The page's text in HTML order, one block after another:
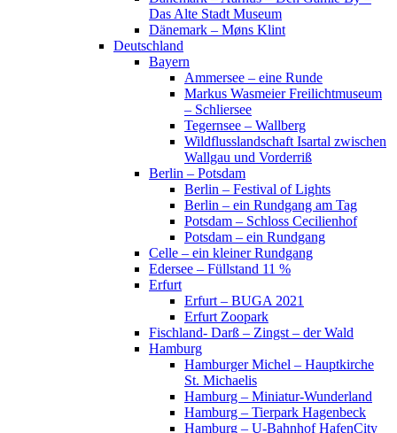
Das Alte Stadt Museum
Dänemark – Møns Klint
Deutschland
Bayern
Ammersee – eine Runde
Markus Wasmeier Freilichtmuseum
– Schliersee
Tegernsee – Wallberg
Wildflusslandschaft Isartal zwischen
Wallgau und Vorderriß
Berlin – Potsdam
Berlin – Festival of Lights
Berlin – ein Rundgang am Tag
Potsdam – Schloss Cecilienhof
Potsdam – ein Rundgang
Celle – ein kleiner Rundgang
Edersee – Füllstand 11 %
Erfurt
Erfurt – BUGA 2021
Erfurt Zoopark
Fischland- Darß – Zingst – der Wald
Hamburg
Hamburger Michel – Hauptkirche
St. Michaelis
Hamburg – Miniatur-Wunderland
Hamburg – Tierpark Hagenbeck
Hamburg – U-Bahnhof HafenCity